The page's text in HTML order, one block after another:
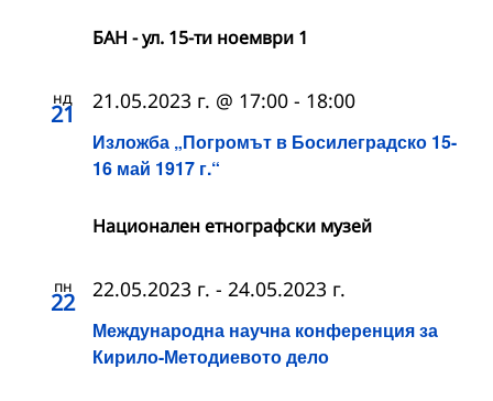
БАН - ул. 15-ти ноември 1
нд
21
Изложба „Погромът в Босилеградско 15-
16 май 1917 г.“
21.05.2023 г. @ 17:00 - 18:00
Национален етнографски музей
пн
22
Международна научна конференция за
Кирило-Методиевото дело
22.05.2023 г. - 24.05.2023 г.